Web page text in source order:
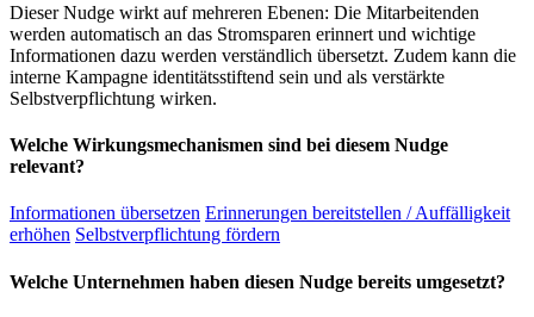
Dieser Nudge wirkt auf mehreren Ebenen: Die Mitarbeitenden
werden automatisch an das Stromsparen erinnert und wichtige
Informationen dazu werden verständlich übersetzt. Zudem kann die
interne Kampagne identitätsstiftend sein und als verstärkte
Selbstverpflichtung wirken.
Welche Wirkungsmechanismen sind bei diesem Nudge
relevant?
Informationen übersetzen Erinnerungen bereitstellen / Auffälligkeit
erhöhen Selbstverpflichtung fördern
Welche Unternehmen haben diesen Nudge bereits umgesetzt?